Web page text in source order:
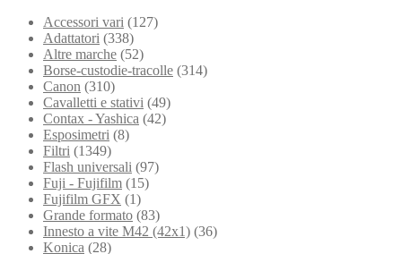
Accessori vari (127)
Adattatori (338)
Altre marche (52)
Borse-custodie-tracolle (314)
Canon (310)
Cavalletti e stativi (49)
Contax - Yashica (42)
Esposimetri (8)
Filtri (1349)
Flash universali (97)
Fuji - Fujifilm (15)
Fujifilm GFX (1)
Grande formato (83)
Innesto a vite M42 (42x1) (36)
Konica (28)